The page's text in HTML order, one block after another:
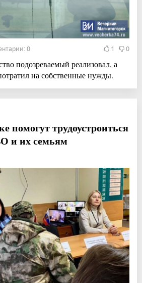
0 1 0
подозреваемый реализовал, а
на собственные нужды.
помогут трудоустроиться
и их семьям